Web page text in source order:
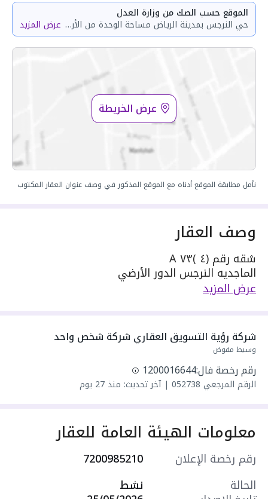
الموقع حسب الصك من وزارة العدل
حي النرجس بمدينة الرياض مساحة الوحدة من الأرض 68.26 متر وتختص من المنافع والأجزاء المشتركة بمساحة 24.09 متر عرض المزيد
عرض الخريطة
نأمل مطابقة الموقع أدناه مع الموقع المذكور في وصف عنوان العقار المكتوب
وصف العقار
شقه رقم (٤ )٧٣ A
الماجديه النرجس الدور الأرضي
٤ غرف وصاله وغرفه غسيل
المطبخ متكامل
( ثلاجه بابين
ميكرويف .فرن سطحي .غساله صحون . فرن
كهربائي. غساله ملابس )
٤ مكيفات سبيلت
الإيجار ٧٠،٠٠٠
وعلى المستأجر القيمة المتفق عليها لإتحاد المُلّاك
عرض المزيد
شركة رؤية التسويق العقاري شركة شخص واحد
وسيط مفوض
رقم رخصة فال:1200016644
الرقم المرجعي 052738
|آخر تحديث: منذ 27 يوم
معلومات الهيئة العامة للعقار
رقم رخصة الإعلان
7200985210
الحالة
نشط